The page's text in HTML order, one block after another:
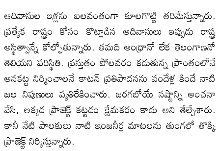
ఆదివాసుల ఇళ్లను బలవంతంగా కూలగొట్టి తరిమేస్తున్నారు.
ప్రత్యేక రాష్ట్రం కోసం కొట్లాడిన ఆదివాసులు ఇప్పుడు రాష్ట్ర
అస్థిత్వాన్నే కోల్పోతున్నారు. తమది ఆంధ్రానో లేక తెలంగాణనో
తెలియని పరిస్థితి. ప్రస్తుతం పోలవరం కడుతున్న ప్రాంతంలోనే
ఆనకట్ట నిర్మించాలనే కాటన్‌ ప్రతిపాదనను వందేళ్ల కిందే నాటి
జల నిపుణులు వ్యతిరేకించారు. జరగబోయే నష్టాన్ని అంచనా
వేసి, అక్కడ ప్రాజెక్ట్ కట్టడం క్షేమకరం కాదు అని తేల్చేశారు.
కానీ నేటి పాలకులు నాటి ఇంజనీర్ల మాటలను తుంగలో తొక్కి
ప్రాజెక్ట్‌ నిర్మిస్తున్నారు.